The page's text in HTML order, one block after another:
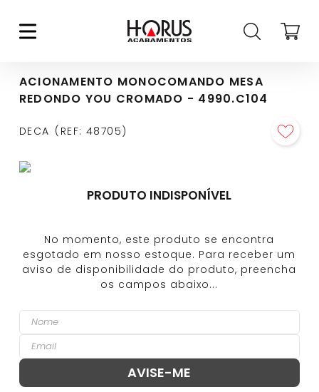
ACIONAMENTO MONOCOMANDO MESA
REDONDO YOU CROMADO - 4990.C104
DECA REF: 48705
PRODUTO INDISPONÍVEL